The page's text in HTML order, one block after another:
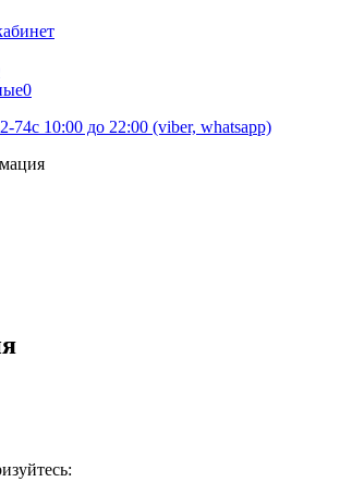
0
74с 10:00 до 22:00 (viber, whatsapp)